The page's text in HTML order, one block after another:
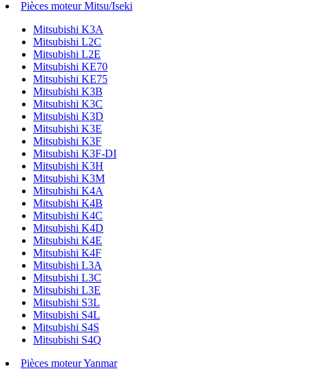
Pièces moteur Mitsu/Iseki
Mitsubishi K3A
Mitsubishi L2C
Mitsubishi L2E
Mitsubishi KE70
Mitsubishi KE75
Mitsubishi K3B
Mitsubishi K3C
Mitsubishi K3D
Mitsubishi K3E
Mitsubishi K3F
Mitsubishi K3F-DI
Mitsubishi K3H
Mitsubishi K3M
Mitsubishi K4A
Mitsubishi K4B
Mitsubishi K4C
Mitsubishi K4D
Mitsubishi K4E
Mitsubishi K4F
Mitsubishi L3A
Mitsubishi L3C
Mitsubishi L3E
Mitsubishi S3L
Mitsubishi S4L
Mitsubishi S4S
Mitsubishi S4Q
Pièces moteur Yanmar